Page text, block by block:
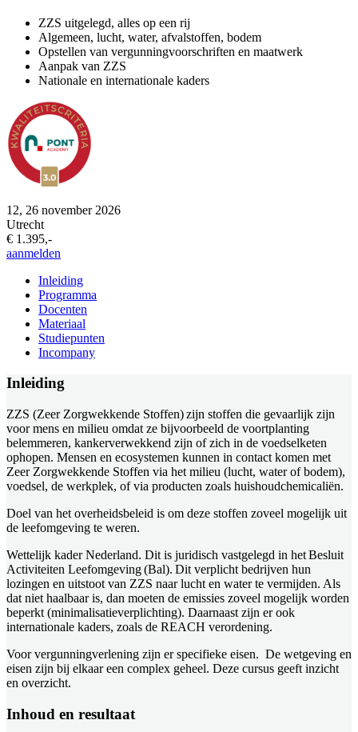
ZZS uitgelegd, alles op een rij
Algemeen, lucht, water, afvalstoffen, bodem
Opstellen van vergunningvoorschriften en maatwerk
Aanpak van ZZS
Nationale en internationale kaders
12, 26 november 2026
Utrecht
€ 1.395,-
aanmelden
Inleiding
Programma
Docenten
Materiaal
Studiepunten
Incompany
Inleiding
ZZS (Zeer Zorgwekkende Stoffen) zijn stoffen die gevaarlijk zijn
voor mens en milieu omdat ze bijvoorbeeld de voortplanting
belemmeren, kankerverwekkend zijn of zich in de voedselketen
ophopen. Mensen en ecosystemen kunnen in contact komen met
Zeer Zorgwekkende Stoffen via het milieu (lucht, water of bodem),
voedsel, de werkplek, of via producten zoals huishoudchemicaliën.
Doel van het overheidsbeleid is om deze stoffen zoveel mogelijk uit
de leefomgeving te weren.
Wettelijk kader Nederland. Dit is juridisch vastgelegd in het Besluit
Activiteiten Leefomgeving (Bal). Dit verplicht bedrijven hun
lozingen en uitstoot van ZZS naar lucht en water te vermijden. Als
dat niet haalbaar is, dan moeten de emissies zoveel mogelijk worden
beperkt (minimalisatieverplichting). Daarnaast zijn er ook
internationale kaders, zoals de REACH verordening.
Voor vergunningverlening zijn er specifieke eisen. De wetgeving en
eisen zijn bij elkaar een complex geheel. Deze cursus geeft inzicht
en overzicht.
Inhoud en resultaat